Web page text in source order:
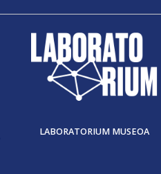
LABORATORIUM MUSEOA